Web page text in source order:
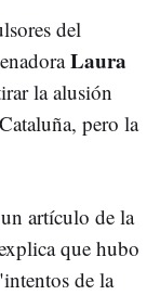
del
Laura
la alusión
pero la
artículo de la
que hubo
de la